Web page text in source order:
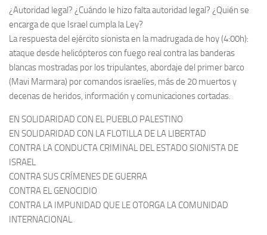
¿Autoridad legal? ¿Cuándo le hizo falta autoridad legal? ¿Quién se
encarga de que Israel cumpla la Ley?
La respuesta del ejército sionista en la madrugada de hoy (4:00h):
ataque desde helicópteros con fuego real contra las banderas
blancas mostradas por los tripulantes, abordaje del primer barco
(Mavi Marmara) por comandos israelíes, más de 20 muertos y
decenas de heridos, información y comunicaciones cortadas.
EN SOLIDARIDAD CON EL PUEBLO PALESTINO
EN SOLIDARIDAD CON LA FLOTILLA DE LA LIBERTAD
CONTRA LA CONDUCTA CRIMINAL DEL ESTADO SIONISTA DE
ISRAEL
CONTRA SUS CRÍMENES DE GUERRA
CONTRA EL GENOCIDIO
CONTRA LA IMPUNIDAD QUE LE OTORGA LA COMUNIDAD
INTERNACIONAL